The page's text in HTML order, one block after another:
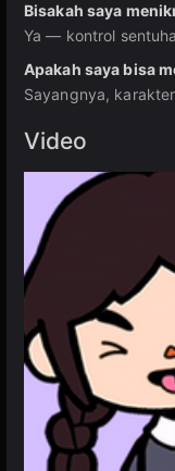
Bisakah saya
Ya — kontrol
Apakah saya bisa
Sayangnya,
Video